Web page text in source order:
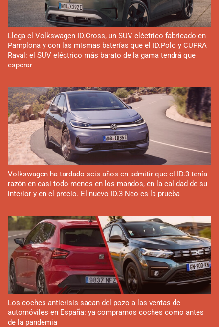
Llega el Volkswagen ID.Cross, un SUV eléctrico fabricado en
Pamplona y con las mismas baterías que el ID.Polo y CUPRA
Raval: el SUV eléctrico más barato de la gama tendrá que
esperar
Volkswagen ha tardado seis años en admitir que el ID.3 tenía
razón en casi todo menos en los mandos, en la calidad de su
interior y en el precio. El nuevo ID.3 Neo es la prueba
Los coches anticrisis sacan del pozo a las ventas de
automóviles en España: ya compramos coches como antes
de la pandemia